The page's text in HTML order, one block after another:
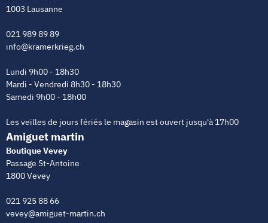
1003 Lausanne
021 989 89 89
info@kramerkrieg.ch
Lundi 9h00 - 18h30
Mardi - Vendredi 8h30 - 18h30
Samedi 9h00 - 18h00
Les veilles de jours fériés le magasin est ouvert jusqu'à 17h00
Amiguet martin
Boutique Vevey
Passage St-Antoine
1800 Vevey
021 925 88 66
vevey@amiguet-martin.ch